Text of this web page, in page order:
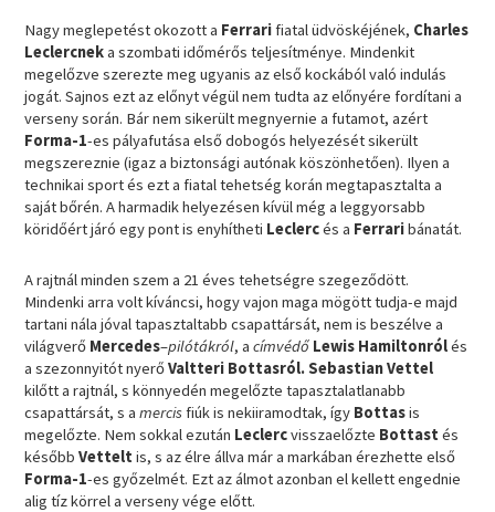
Nagy meglepetést okozott a Ferrarifiatal üdvöskéjének, Charles
Leclercneka szombati időmérős teljesítménye. Mindenkit
megelőzve szerezte meg ugyanis az első kockából való indulás
jogát. Sajnos ezt az előnyt végül nem tudta az előnyére fordítani a
verseny során. Bár nem sikerült megnyernie a futamot, azért
Forma-1-es pályafutása első dobogós helyezését sikerült
megszereznie (igaz a biztonsági autónak köszönhetően). Ilyen a
technikai sport és ezt a fiatal tehetség korán megtapasztalta a
saját bőrén. A harmadik helyezésen kívül még a leggyorsabb
köridőért járó egy pont is enyhítheti Leclercés a Ferraribánatát.
A rajtnál minden szem a 21 éves tehetségre szegeződött.
Mindenki arra volt kíváncsi, hogy vajon maga mögött tudja-e majd
tartani nála jóval tapasztaltabb csapattársát, nem is beszélve a
világverő Mercedes–pilótákról, acímvédő Lewis Hamiltonrólés
a szezonnyitót nyerőValtteri Bottasról. Sebastian Vettel
kilőtt a rajtnál, s könnyedén megelőzte tapasztalatlanabb
csapattársát, s amercisfiúk is nekiiramodtak, így Bottasis
megelőzte. Nem sokkal ezután Leclercvisszaelőzte Bottast és
későbbVettelt is, s az élre állva már a markában érezhette első
Forma-1-es győzelmét. Ezt az álmot azonban el kellett engednie
alig tíz körrel a verseny vége előtt.